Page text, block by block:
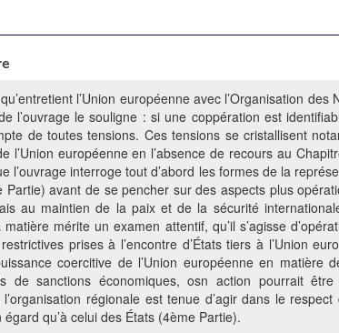
l’Union européenne avec l’Organisation
l’ouvrage le souligne : si une coppération est
de toutes tensions. Ces tensions se cristallisent
l’Union européenne en l’absence de recours au
l’ouvrage interroge tout d’abord les formes de la
avant de se pencher sur des aspects plus
au maintien de la paix et de la sécurité
mérite un examen attentif, qu’il s’agisse
prises à l’encontre d’États tiers à l’Union
coercitive de l’Union européenne en matière
de sanctions économiques, osn action pourrait
régionale est tenue d’agir dans le
qu’à celui des États (4ème Partie).